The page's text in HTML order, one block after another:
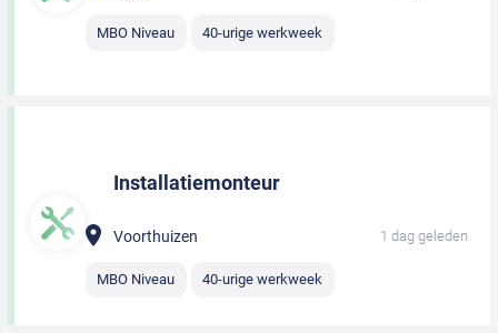
MBO Niveau 40-urige werkweek
Installatiemonteur
Voorthuizen 1 dag geleden
MBO Niveau 40-urige werkweek